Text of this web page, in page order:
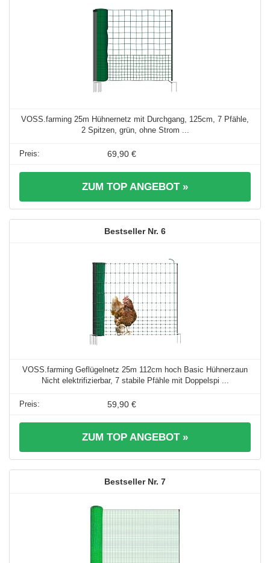
VOSS.farming 25m Hühnernetz mit Durchgang, 125cm, 7 Pfähle,
2 Spitzen, grün, ohne Strom ...
69,90 €
ZUM TOP ANGEBOT »
6
VOSS.farming Geflügelnetz 25m 112cm hoch Basic Hühnerzaun
Nicht elektrifizierbar, 7 stabile Pfähle mit Doppelspi ...
59,90 €
ZUM TOP ANGEBOT »
7